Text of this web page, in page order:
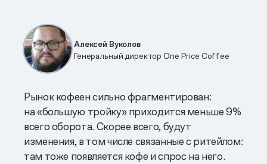
Алексей Вуколов
Генеральный директор One Price Coffee
Рынок кофеен сильно фрагментирован:
на «большую тройку» приходится меньше 9%
всего оборота. Скорее всего, будут
изменения, в том числе связанные с ритейлом:
там тоже появляется кофе и спрос на него.